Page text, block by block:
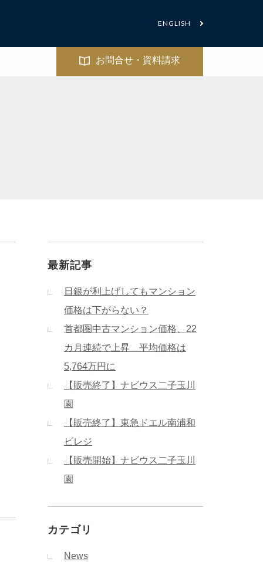
ENGLISH
お問合せ・資料請求
最新記事
日銀が利上げしてもマンション
価格は下がらない？
首都圏中古マンション価格、22
カ月連続で上昇 平均価格は
5,764万円に
【販売終了】ナビウス二子玉川
園
【販売終了】東急ドエル南浦和
ビレジ
【販売開始】ナビウス二子玉川
園
カテゴリ
News